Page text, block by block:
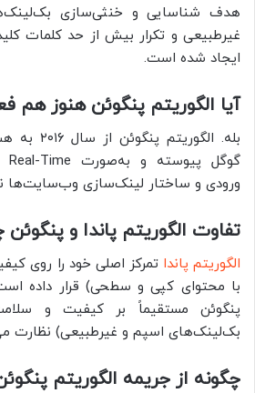
هدف شناسایی و خنثی‌سازی
ایجاد شده است.
آیا الگوریتم پنگوئن هنوز هم
بله.
ورودی و ساختار لینک‌سازی وب‌سایت‌ها
تفاوت الگوریتم پاندا و
الگوریتم پاندا تمرکز اصلی خود را روی
با محتوای کپی و سطحی) قرار داده
پنگوئن مستقیماً بر کیفیت و
بک‌لینک‌های اسپم و غیرطبیعی) نظارت
چگونه از جریمه الگوریتم